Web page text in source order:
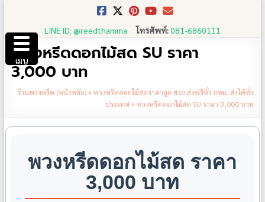
content
LINE ID: @reedthamma โทรศัพท์:081-6860111
พวงหรีดดอกไม้สด SU ราคา
3,000 บาท
ร้านพวงหรีด (หน้าหลัก)»พวงหรีดดอกไม้สดราคาถูก สวย ส่งฟรีทั่ว กทม. ส่งได้ทั่ว
ประเทศ »พวงหรีดดอกไม้สด SU ราคา 3,000 บาท
พวงหรีดดอกไม้สด ราคา
3,000 บาท
เมนู